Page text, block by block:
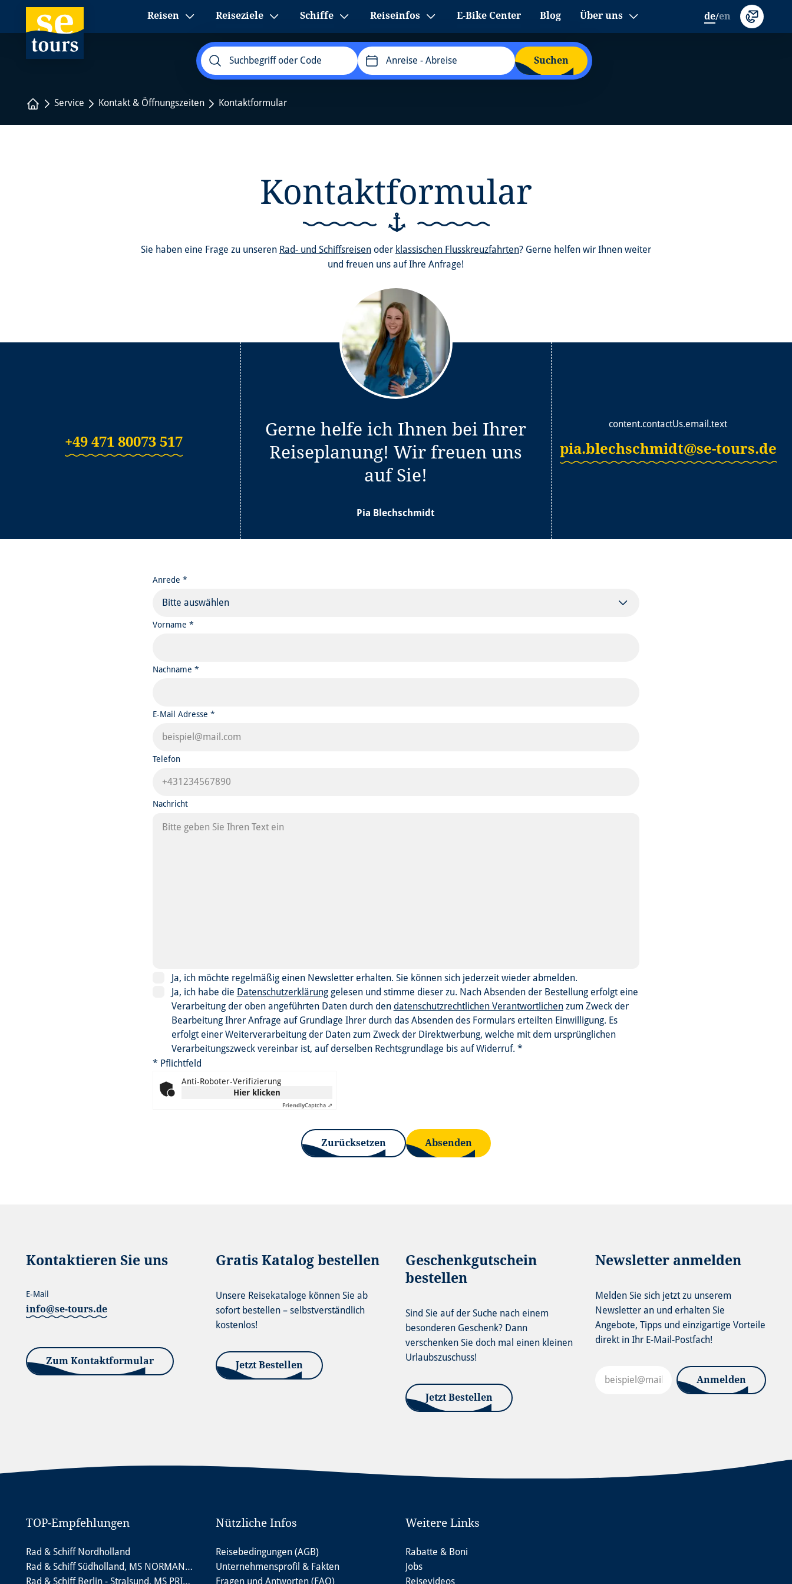
Reisen Reiseziele Schiffe Reiseinfos E-Bike Center Blog Über uns
Anreise - Abreise Suchen
de/en
StartseiteService Kontakt & Öffnungszeiten Kontaktformular
Kontaktformular
Sie haben eine Frage zu unseren Rad- und Schiffsreisenoder klassischen Flusskreuzfahrten? Gerne helfen wir Ihnen weiter
und freuen uns auf Ihre Anfrage!
Gerne helfe ich Ihnen bei Ihrer
Reiseplanung! Wir freuen uns
auf Sie!
Pia Blechschmidt
+49 471 80073 517
(Link öffnet in neuem Tab)
content.contactUs.email.text
pia.blechschmidt@se-tours.de
(Link öffnet in
Anrede *
Bitte auswählen
Vorname *
Nachname *
E-Mail Adresse *
Telefon
Nachricht
Ja, ich möchte regelmäßig einen Newsletter erhalten. Sie können sich jederzeit wieder abmelden.
Ja, ich habe die Datenschutzerklärunggelesen und stimme dieser zu. Nach Absenden der Bestellung erfolgt eine
Verarbeitung der oben angeführten Daten durch den datenschutzrechtlichen Verantwortlichenzum Zweck der
Bearbeitung Ihrer Anfrage auf Grundlage Ihrer durch das Absenden des Formulars erteilten Einwilligung. Es
erfolgt einer Weiterverarbeitung der Daten zum Zweck der Direktwerbung, welche mit dem ursprünglichen
Verarbeitungszweck vereinbar ist, auf derselben Rechtsgrundlage bis auf Widerruf. *
* Pflichtfeld
Anti-Roboter-Verifizierung
Hier klicken
FriendlyCaptcha ⇗
Zurücksetzen Absenden
Kontaktieren Sie uns
info@se-tours.de
E-Mail
Zum Kontaktformular
Gratis Katalog bestellen
Unsere Reisekataloge können Sie ab
sofort bestellen – selbstverständlich
kostenlos!
Jetzt Bestellen
Geschenkgutschein
bestellen
Sind Sie auf der Suche nach einem
besonderen Geschenk? Dann
verschenken Sie doch mal einen kleinen
Urlaubszuschuss!
Jetzt Bestellen
Newsletter anmelden
Melden Sie sich jetzt zu unserem
Newsletter an und erhalten Sie
Angebote, Tipps und einzigartige Vorteile
direkt in Ihr E-Mail-Postfach!
Anmelden
TOP-Empfehlungen
Rad & Schiff Nordholland
Rad & Schiff Südholland, MS NORMANDIE
Rad & Schiff Berlin - Stralsund, MS PRINCESS
Nützliche Infos
Reisebedingungen (AGB)
Unternehmensprofil & Fakten
Fragen und Antworten (FAQ)
Weitere Links
Rabatte & Boni
Jobs
Reisevideos